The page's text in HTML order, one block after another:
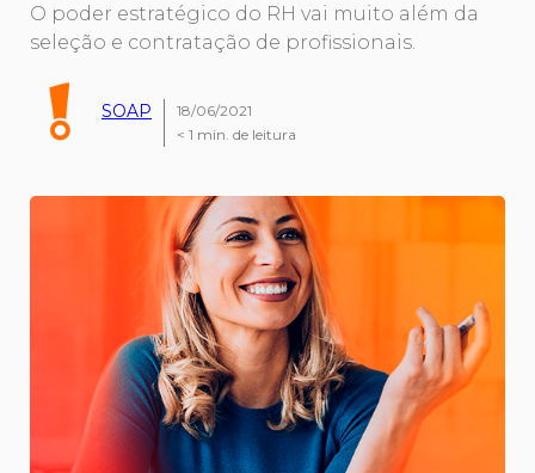
O poder estratégico do RH vai muito além da
seleção e contratação de profissionais.
SOAP
18/06/2021
< 1 min. de leitura